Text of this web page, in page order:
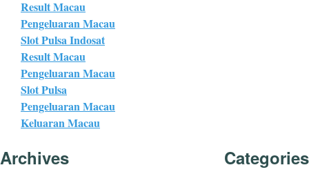
Result Macau
Pengeluaran Macau
Slot Pulsa Indosat
Result Macau
Pengeluaran Macau
Slot Pulsa
Pengeluaran Macau
Keluaran Macau
Archives Categories